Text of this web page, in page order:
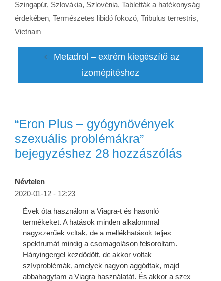
Szingapúr, Szlovákia, Szlovénia, Tabletták a hatékonyság
érdekében, Természetes libidó fokozó, Tribulus terrestris,
Vietnam
Metadrol – extrém kiegészítő az
izomépítéshez
“Eron Plus – gyógynövények
szexuális problémákra”
bejegyzéshez 28 hozzászólás
Névtelen
2020-01-12 - 12:23
Évek óta használom a Viagra-t és hasonló
termékeket. A hatások minden alkalommal
nagyszerűek voltak, de a mellékhatások teljes
spektrumát mindig a csomagoláson felsoroltam.
Hányingergel kezdődött, de akkor voltak
szívproblémák, amelyek nagyon aggódtak, majd
abbahagytam a Viagra használatát. És akkor a szex